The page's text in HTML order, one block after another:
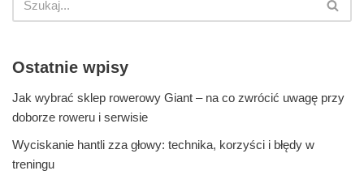
Ostatnie wpisy
Jak wybrać sklep rowerowy Giant – na co zwrócić uwagę przy
doborze roweru i serwisie
Wyciskanie hantli zza głowy: technika, korzyści i błędy w
treningu